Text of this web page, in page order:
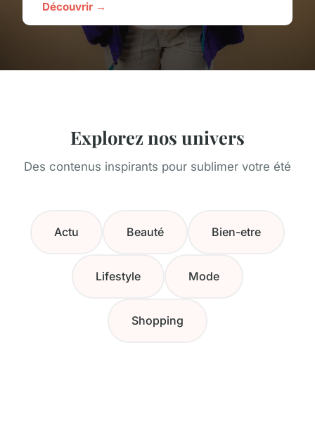
Découvrir →
Explorez nos univers
Des contenus inspirants pour sublimer votre été
Actu Beauté Bien-etre
Lifestyle Mode
Shopping